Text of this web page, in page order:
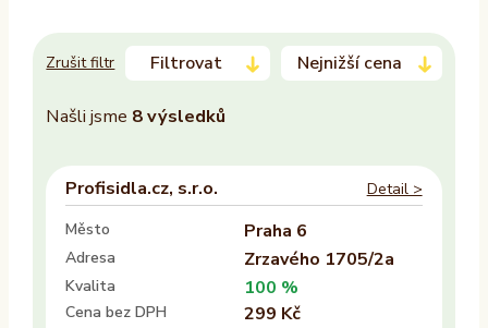
Zrušit filtr Filtrovat Nejnižší cena
Ano
Ne
Zasedací místnost
Našli jsme 8výsledků
Profisidla.cz, s.r.o.
Detail >
Město
Praha 6
Adresa Zrzavého 1705/2a
Kvalita 100 %
Cena bez DPH
299 Kč